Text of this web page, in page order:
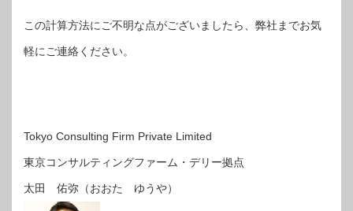
この計算方法にご不明な点がございましたら、弊社までお気
軽にご連絡ください。
Tokyo Consulting Firm Private Limited
東京コンサルティングファーム・デリー拠点
太田 佑弥（おおた ゆうや）